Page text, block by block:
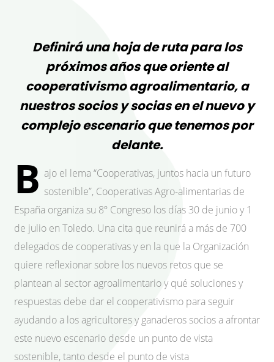
Definirá una hoja de ruta para los
próximos años que oriente al
cooperativismo agroalimentario, a
nuestros socios y socias en el nuevo y
complejo escenario que tenemos por
delante.
B ajo el lema “Cooperativas, juntos hacia un futuro
sostenible”, Cooperativas Agro-alimentarias de
España organiza su 8º Congreso los días 30 de junio y 1
de julio en Toledo. Una cita que reunirá a más de 700
delegados de cooperativas y en la que la Organización
quiere reflexionar sobre los nuevos retos que se
plantean al sector agroalimentario y qué soluciones y
respuestas debe dar el cooperativismo para seguir
ayudando a los agricultores y ganaderos socios a afrontar
este nuevo escenario desde un punto de vista
sostenible, tanto desde el punto de vista